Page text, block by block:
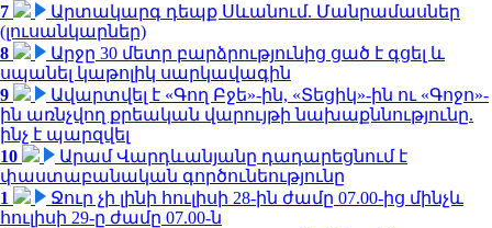
7
Արտակարգ դեպք Սևանում. Մանրամասներ
(լուսանկարներ)
8
Արջը 30 մետր բարձրությունից ցած է գցել և
սպանել կաթոլիկ սարկավագին
9
Ավարտվել է «Գող Բջե»-ին, «Տեցիկ»-ին ու «Գոջո»-
ին առնչվող քրեական վարույթի նախաքննությունը.
ինչ է պարզվել
10
Արամ Վարդևանյանը դադարեցնում է
փաստաբանական գործունեությունը
1
Ջուր չի լինի հուլիսի 28-ին ժամը 07.00-ից մինչև
հուլիսի 29-ը ժամը 07.00-ն